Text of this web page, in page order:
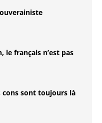
le français n’est pas
cons sont toujours là